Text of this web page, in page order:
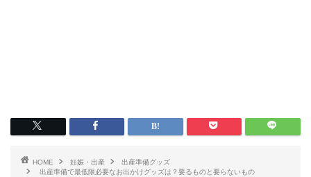
HOME 妊娠・出産
出産準備グッズ
出産準備で最低限必要なお出かけグッズは？要るものと要らないもの